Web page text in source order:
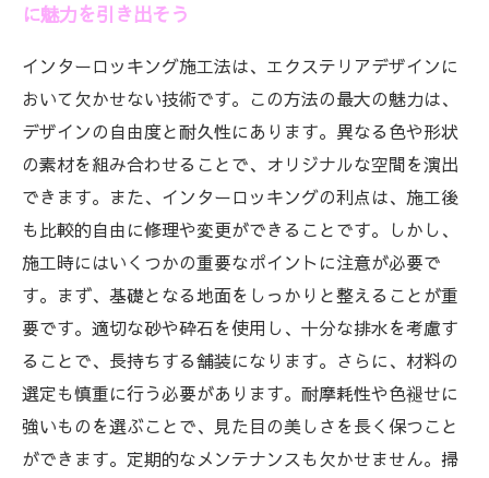
に魅力を引き出そう
インターロッキング施工法は、エクステリアデザインに
おいて欠かせない技術です。この方法の最大の魅力は、
デザインの自由度と耐久性にあります。異なる色や形状
の素材を組み合わせることで、オリジナルな空間を演出
できます。また、インターロッキングの利点は、施工後
も比較的自由に修理や変更ができることです。しかし、
施工時にはいくつかの重要なポイントに注意が必要で
す。まず、基礎となる地面をしっかりと整えることが重
要です。適切な砂や砕石を使用し、十分な排水を考慮す
ることで、長持ちする舗装になります。さらに、材料の
選定も慎重に行う必要があります。耐摩耗性や色褪せに
強いものを選ぶことで、見た目の美しさを長く保つこと
ができます。定期的なメンテナンスも欠かせません。掃